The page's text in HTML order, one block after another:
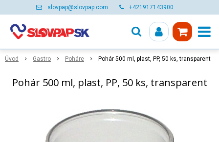
slovpap@slovpap.com +421917143900
Úvod Gastro Poháre Pohár 500 ml, plast, PP, 50 ks, transparent
Pohár 500 ml, plast, PP, 50 ks, transparent